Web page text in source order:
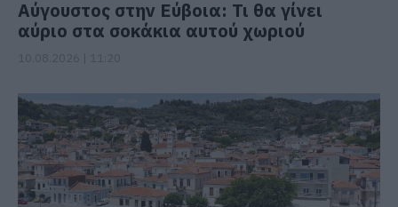
Αύγουστος στην Εύβοια: Τι θα γίνει
αύριο στα σοκάκια αυτού χωριού